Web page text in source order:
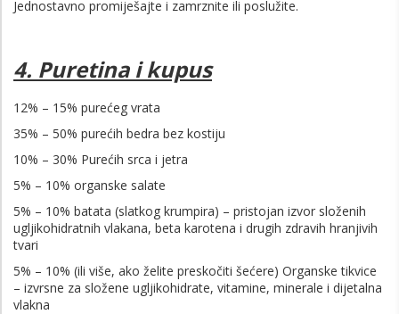
Jednostavno promiješajte i zamrznite ili poslužite.
4. Puretina i kupus
12% – 15% purećeg vrata
35% – 50% purećih bedra bez kostiju
10% – 30% Purećih srca i jetra
5% – 10% organske salate
5% – 10% batata (slatkog krumpira) – pristojan izvor složenih
ugljikohidratnih vlakana, beta karotena i drugih zdravih hranjivih
tvari
5% – 10% (ili više, ako želite preskočiti šećere) Organske tikvice
– izvrsne za složene ugljikohidrate, vitamine, minerale i dijetalna
vlakna